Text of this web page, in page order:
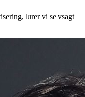
lurer vi selvsagt